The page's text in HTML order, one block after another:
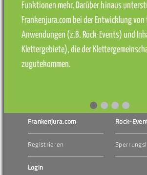
Funktionen mehr. Darüber hinaus
Frankenjura.com bei der Entwicklung von
Anwendungen (z.B. Rock-Events) und
Klettergebiete), die der
zugutekommen.
Frankenjura.com
Registrieren
Login
Rock-